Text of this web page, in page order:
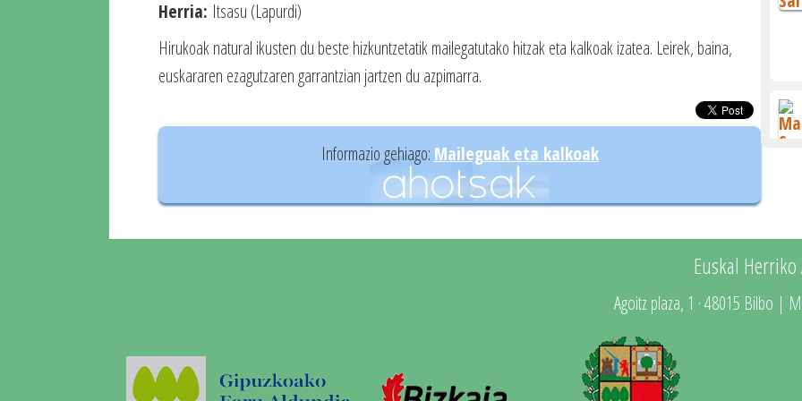
Herria: Itsasu (Lapurdi)
Hirukoak natural ikusten du beste hizkuntzetatik mailegatutako hitzak eta kalkoak izatea. Leirek, baina,
euskararen ezagutzaren garrantzian jartzen du azpimarra.
Informazio gehiago: Maileguak eta kalkoak
Euskal Herriko
Agoitz plaza, 1 · 48015 Bilbo |